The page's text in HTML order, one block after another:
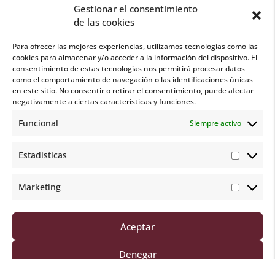
Gestionar el consentimiento
de las cookies
Para ofrecer las mejores experiencias, utilizamos tecnologías como las
cookies para almacenar y/o acceder a la información del dispositivo. El
consentimiento de estas tecnologías nos permitirá procesar datos
como el comportamiento de navegación o las identificaciones únicas
en este sitio. No consentir o retirar el consentimiento, puede afectar
negativamente a ciertas características y funciones.
Funcional Siempre activo
Estadísticas
Marketing
Aceptar
Denegar
Carrito

Lunes a viernes de 15:00 a 19:00 horas
hello@bebeyshop.com